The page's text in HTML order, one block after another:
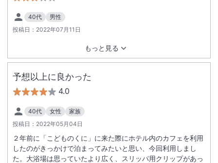
40代
男性
投稿日： 2022年07月11日
もっと見る
予想以上に良かった
4.0
40代 女性
家族
投稿日： 2022年05月04日
２年前に「こどものくに」に来た際にホテル内のカフェを利用
したのがきっかけで泊まってみたいと思い、今回利用しまし
た。大浴場は思っていたより広く、スリッパ用クリップがあっ